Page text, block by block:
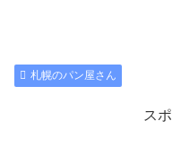
札幌のパン屋さん
ス